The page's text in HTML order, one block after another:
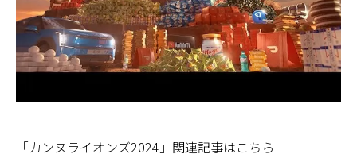
「カンヌライオンズ2024」関連記事はこちら